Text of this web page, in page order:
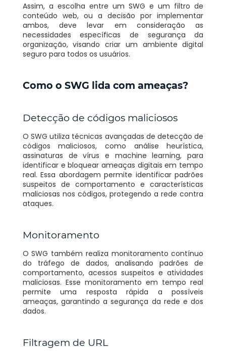
Assim, a escolha entre um SWG e um filtro de
conteúdo web, ou a decisão por implementar
ambos, deve levar em consideração as
necessidades específicas de segurança da
organização, visando criar um ambiente digital
seguro para todos os usuários.
Como o SWG lida com ameaças?
Detecção de códigos maliciosos
O SWG utiliza técnicas avançadas de detecção de
códigos maliciosos, como análise heurística,
assinaturas de vírus e machine learning, para
identificar e bloquear ameaças digitais em tempo
real. Essa abordagem permite identificar padrões
suspeitos de comportamento e características
maliciosas nos códigos, protegendo a rede contra
ataques.
Monitoramento
O SWG também realiza monitoramento contínuo
do tráfego de dados, analisando padrões de
comportamento, acessos suspeitos e atividades
maliciosas. Esse monitoramento em tempo real
permite uma resposta rápida a possíveis
ameaças, garantindo a segurança da rede e dos
dados.
Filtragem de URL